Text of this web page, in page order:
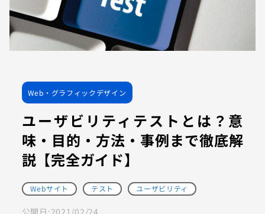
Web・グラフィックデザイン
ユーザビリティテストとは？意
味・目的・方法・事例まで徹底解
説【完全ガイド】
Webサイト テスト ユーザビリティ
公開日:2021/02/24